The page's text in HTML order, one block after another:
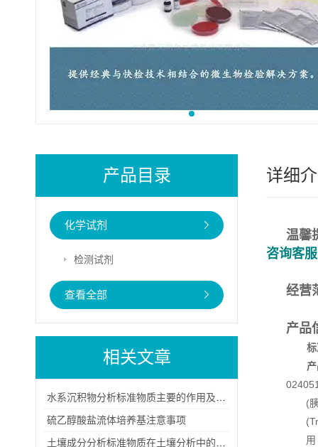
产品目录
化学试剂
检测试剂
查看全部
相关文章
硫乙醇酸盐流体培养基注意事项
详细
温馨
咨询客
经营
产品
(胰
用